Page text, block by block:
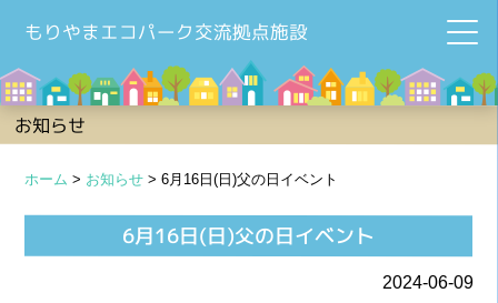
もりやまエコパーク交流拠点施設
お知らせ
ホーム > お知らせ >6月16日(日)父の日イベント
6月16日(日)父の日イベント
2024-06-09